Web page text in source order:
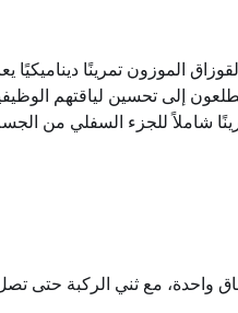
الموزون تمرينًا
يتطلعون إلى تحسين لياقتهم
شاملاً للجزء السفلي من